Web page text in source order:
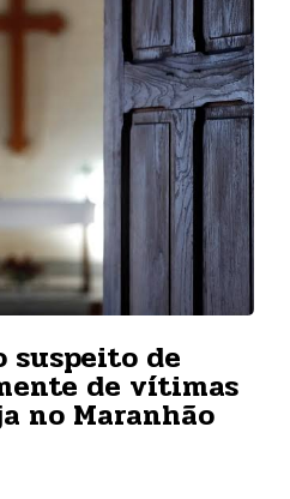
suspeito de
de vítimas
no Maranhão